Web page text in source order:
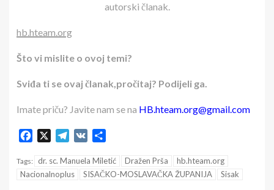
autorski članak.
hb.hteam.org
Što vi mislite o ovoj temi?
Sviđa ti se ovaj članak,pročitaj? Podijeli ga.
Imate priču? Javite nam se na HB.hteam.org@gmail.com
Facebook Telegram
VK
Tags: dr. sc. Manuela Miletić Dražen Prša
hb.hteam.org
Nacionalnoplus
SISAČKO-MOSLAVAČKA ŽUPANIJA Sisak